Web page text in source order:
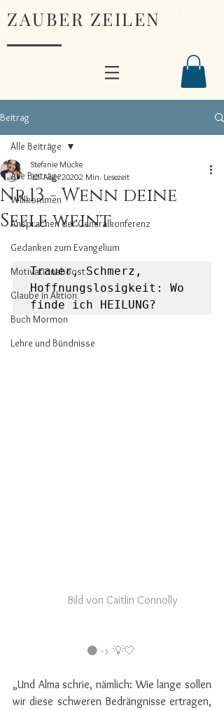
ZAUBER ZEILEN
Beitrag
Alle Beiträge
Willkommen
Ansprachen der Generalkonferenz
Gedanken zum Evangelium
Motivationsboost
Glaube in Aktion
Buch Mormon
Lehre und Bündnisse
Alle Beiträge
Nr.13 - Wenn deine
Seele weint
Stefanie Mücke
12. Aug. 20202 Min. Lesezeit
Trauer, Schmerz,
Hoffnungslosigkeit: Wo
finde ich HEILUNG?
⠀⠀  Bild von Caitlin Connolly
⚫️ -> 💡🤍
„Und Alma schrie, nämlich: Wie lange sollen
wir diese schweren Bedrängnisse ertragen,